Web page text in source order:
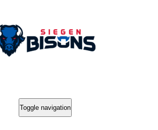
Toggle navigation